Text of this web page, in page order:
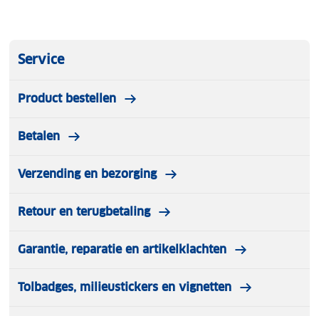
Service
Product bestellen
Betalen
Verzending en bezorging
Retour en terugbetaling
Garantie, reparatie en artikelklachten
Tolbadges, milieustickers en vignetten